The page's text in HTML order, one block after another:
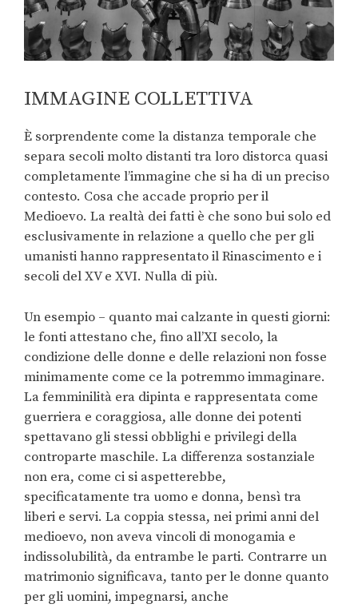
IMMAGINE COLLETTIVA
È sorprendente come la distanza temporale che
separa secoli molto distanti tra loro distorca quasi
completamente l’immagine che si ha di un preciso
contesto. Cosa che accade proprio per il
Medioevo. La realtà dei fatti è che sono bui solo ed
esclusivamente in relazione a quello che per gli
umanisti hanno rappresentato il Rinascimento e i
secoli del XV e XVI. Nulla di più.
Un esempio – quanto mai calzante in questi giorni:
le fonti attestano che, fino all’XI secolo, la
condizione delle donne e delle relazioni non fosse
minimamente come ce la potremmo immaginare.
La femminilità era dipinta e rappresentata come
guerriera e coraggiosa, alle donne dei potenti
spettavano gli stessi obblighi e privilegi della
controparte maschile. La differenza sostanziale
non era, come ci si aspetterebbe,
specificatamente tra uomo e donna, bensì tra
liberi e servi. La coppia stessa, nei primi anni del
medioevo, non aveva vincoli di monogamia e
indissolubilità, da entrambe le parti. Contrarre un
matrimonio significava, tanto per le donne quanto
per gli uomini, impegnarsi, anche